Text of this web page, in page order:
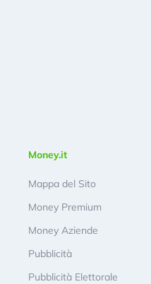
Money.it
Mappa del Sito
Money Premium
Money Aziende
Pubblicità
Pubblicità Elettorale